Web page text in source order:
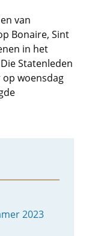
van
Bonaire, Sint
in het
Statenleden
woensdag
2023